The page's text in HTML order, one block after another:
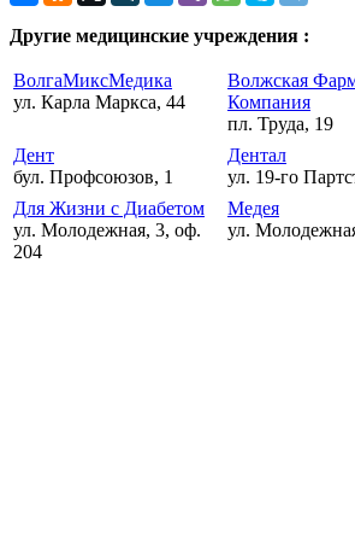
Другие медицинские учреждения :
ВолгаМиксМедика
ул. Карла Маркса, 44
Волжская
Компания
пл. Труда, 19
Дент
бул. Профсоюзов, 1
Дентал
ул. 19-го
Для Жизни с Диабетом
ул. Молодежная, 3, оф.
204
Медея
ул.